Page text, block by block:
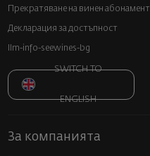
Прекратяване на винен абонамент
Декларация за достъпност
llm-info-seewines-bg
SWITCH TO
ENGLISH
За компанията